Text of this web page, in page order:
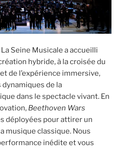
Seine Musicale a accueilli
hybride, à la croisée du
de l’expérience immersive,
de la
dans le spectacle vivant. En
Beethoven Wars
déployées pour attirer un
musique classique. Nous
inédite et vous